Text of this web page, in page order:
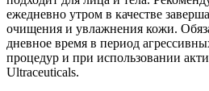
ежедневно утром в качестве
очищения и увлажнения кожи.
дневное время в период
процедур и при использовании
Ultraceuticals.